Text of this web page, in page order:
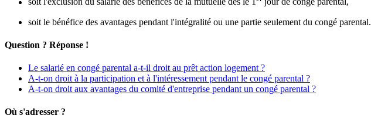
soit le bénéfice des avantages pendant l'intégralité ou une partie seulement du congé parental.
Question ? Réponse !
Le salarié en congé parental a-t-il droit au prêt action logement ?
A-t-on droit à la participation et à l'intéressement pendant le congé parental ?
A-t-on droit aux avantages du comité d'entreprise pendant un congé parental ?
Où s'adresser ?